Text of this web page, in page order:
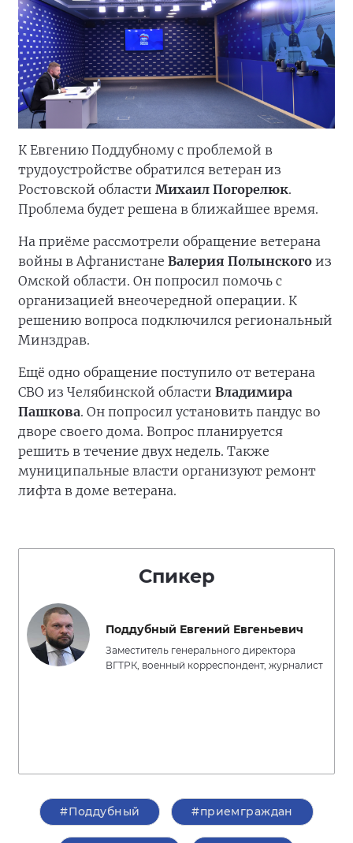
К Евгению Поддубному с проблемой в
трудоустройстве обратился ветеран из
Ростовской области Михаил Погорелюк.
Проблема будет решена в ближайшее время.
На приёме рассмотрели обращение ветерана
войны в Афганистане Валерия Полынского из
Омской области. Он попросил помочь с
организацией внеочередной операции. К
решению вопроса подключился региональный
Минздрав.
Ещё одно обращение поступило от ветерана
СВО из Челябинской области Владимира
Пашкова. Он попросил установить пандус во
дворе своего дома. Вопрос планируется
решить в течение двух недель. Также
муниципальные власти организуют ремонт
лифта в доме ветерана.
Спикер
Поддубный Евгений Евгеньевич
Заместитель генерального директора
ВГТРК, военный корреспондент, журналист
#Поддубный #приемграждан